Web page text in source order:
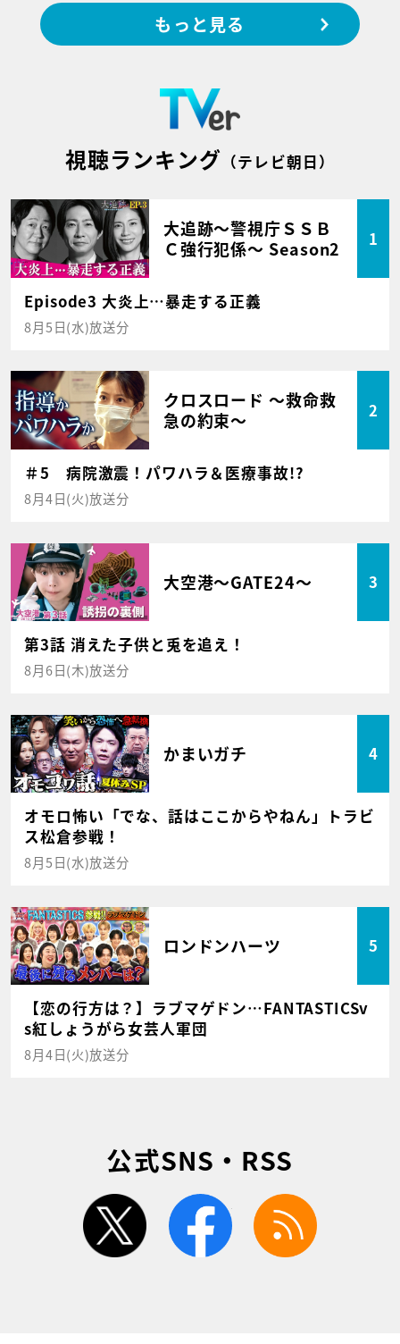
もっと見る
視聴ランキング （テレビ朝日）
大追跡～警視庁ＳＳＢ
Ｃ強行犯係～ Season2
1
Episode3 大炎上…暴走する正義
8月5日(水)放送分
クロスロード ～救命救
急の約束～
2
＃5 病院激震！パワハラ＆医療事故!?
8月4日(火)放送分
大空港～GATE24～ 3
第3話 消えた子供と兎を追え！
8月6日(木)放送分
かまいガチ 4
オモロ怖い「でな、話はここからやねん」トラビ
ス松倉参戦！
8月5日(水)放送分
ロンドンハーツ 5
【恋の行方は？】ラブマゲドン…FANTASTICSv
s紅しょうがら女芸人軍団
8月4日(火)放送分
公式SNS・RSS
twitter facebook